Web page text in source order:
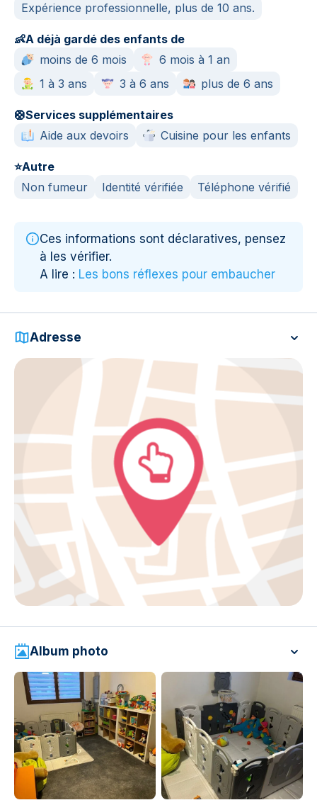
Expérience professionnelle, plus de 10 ans.
👶A déjà gardé des enfants de
moins de 6 mois
6 mois à 1 an
1 à 3 ans
3 à 6 ans plus de 6 ans
🛟Services supplémentaires
Aide aux devoirs
Cuisine pour les enfants
⭐Autre
Non fumeur
Identité vérifiée Téléphone vérifié
Ces informations sont déclaratives, pensez
à les vérifier.
A lire : Les bons réflexes pour embaucher
Adresse
Album photo